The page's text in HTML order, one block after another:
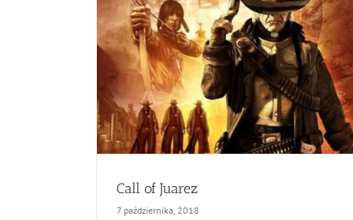
Call of Juarez
7 października, 2018